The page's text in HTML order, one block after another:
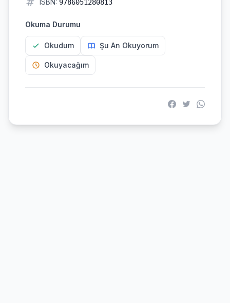
ISBN: 9786051280813
Okuma Durumu
Okudum Şu An Okuyorum
Okuyacağım